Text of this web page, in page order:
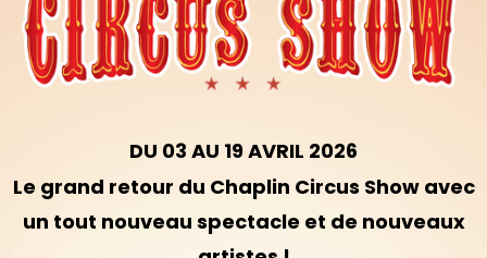
DU 03 AU 19 AVRIL 2026
Le grand retour du Chaplin Circus Show avec
un tout nouveau spectacle et de nouveaux